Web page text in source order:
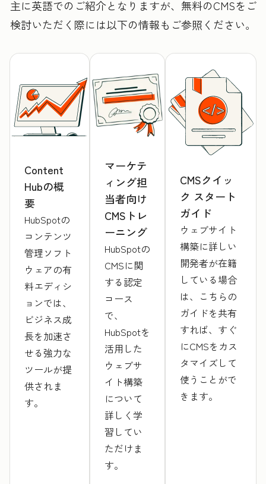
主に英語でのご紹介となりますが、無料のCMSをご
検討いただく際には以下の情報もご参照ください。
Content
Hubの概
要
HubSpotの
コンテンツ
管理ソフト
ウェアの有
料エディシ
ョンでは、
ビジネス成
長を加速さ
せる強力な
ツールが提
供されま
す。
マーケテ
ィング担
当者向け
CMSトレ
ーニング
HubSpotの
CMSに関
する認定
コース
で、
HubSpotを
活用した
ウェブサ
イト構築
について
詳しく学
習してい
ただけま
す。
CMSクイッ
ク スタート
ガイド
ウェブサイト
構築に詳しい
開発者が在籍
している場合
は、こちらの
ガイドを共有
すれば、すぐ
にCMSをカス
タマイズして
使うことがで
きます。